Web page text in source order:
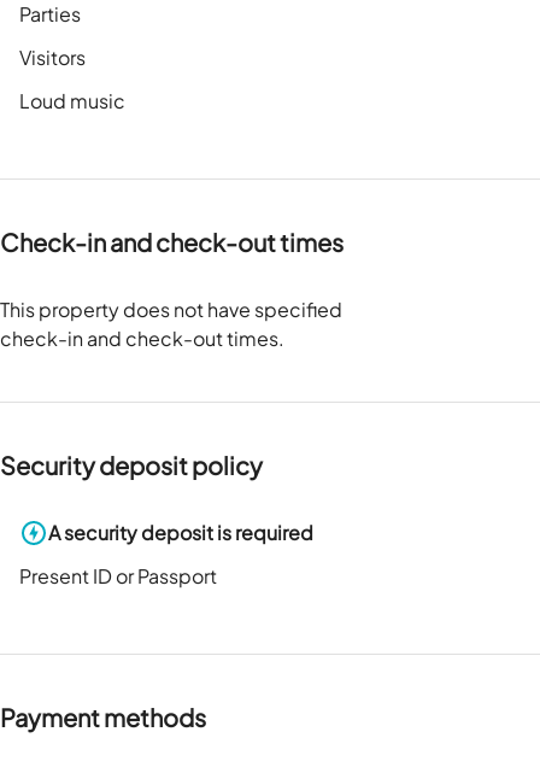
Parties
Visitors
Loud music
Check-in and check-out times
This property does not have specified
check-in and check-out times.
Security deposit policy
A security deposit is required
Present ID or Passport
Payment methods